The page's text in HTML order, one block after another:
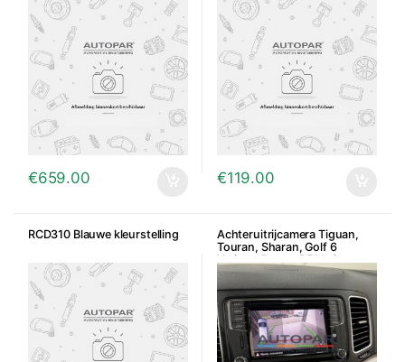
€659.00 €119.00
RCD310 Blauwe kleurstelling
Achteruitrijcamera Tiguan,
Touran, Sharan, Golf 6
Variant, Passat B7 Variant